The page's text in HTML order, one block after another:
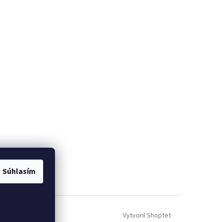
Súhlasím
Vytvoril Shoptet